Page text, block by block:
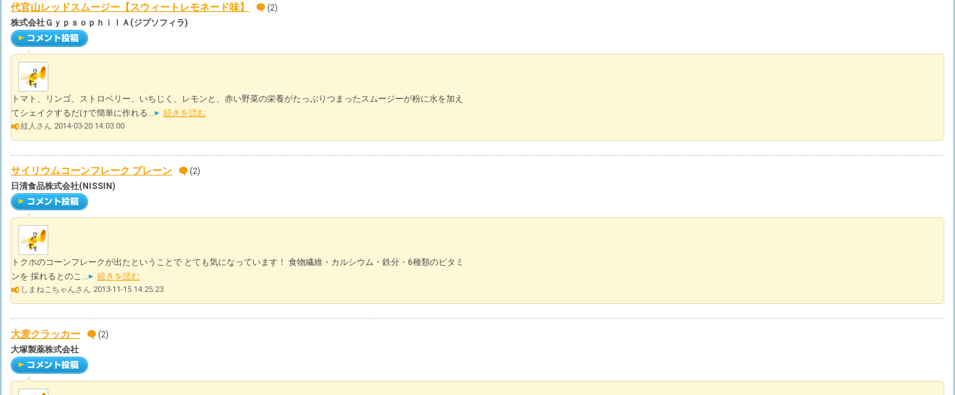
代官山レッドスムージー【スウィートレモネード味】
(2)
株式会社ＧｙｐｓｏｐｈｉｌＡ(ジプソフィラ)
トマト、リンゴ、ストロベリー、いちじく、レモンと、赤い野菜の栄養がたっぷりつまったスムージーが粉に水を加え
てシェイクするだけで簡単に作れる...
続きを読む
紋人さん 2014-03-20 14:03:00
サイリウムコーンフレーク プレーン
(2)
日清食品株式会社(NISSIN)
トクホのコーンフレークが出たということで とても気になっています！ 食物繊維・カルシウム・鉄分・6種類のビタミ
ンを 採れるとのこ...
続きを読む
しまねこちゃんさん 2013-11-15 14:25:23
大麦クラッカー
(2)
大塚製薬株式会社